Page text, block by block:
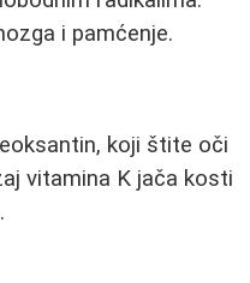
i pamćenje.
koji štite oči
vitamina K jača kosti